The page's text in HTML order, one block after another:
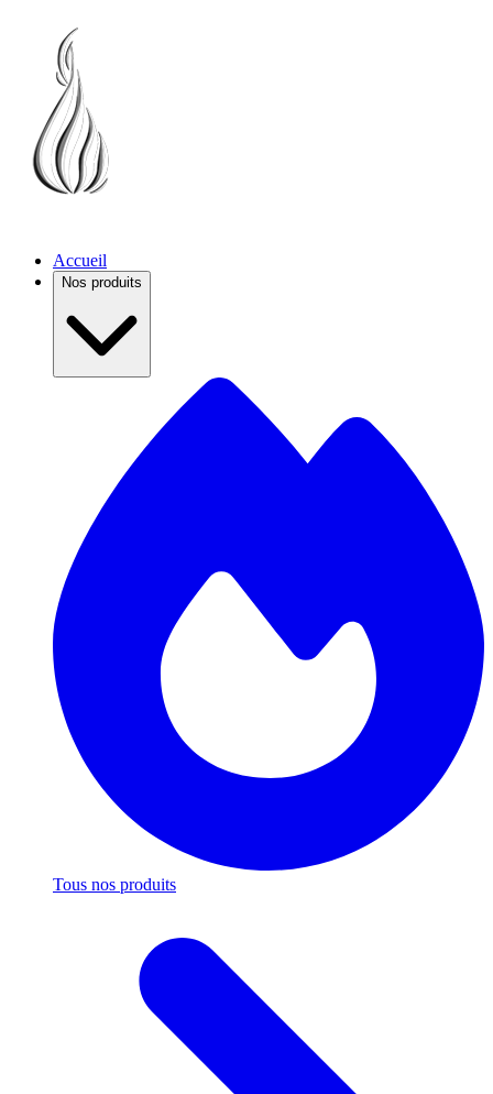
Accueil
Nos produits
Tous nos produits